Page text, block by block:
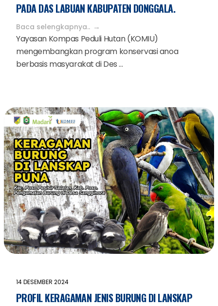
PADA DAS LABUAN KABUPATEN DONGGALA.
Baca selengkapnya..
Yayasan Kompas Peduli Hutan (KOMIU)
mengembangkan program konservasi anoa
berbasis masyarakat di Des ...
14 DESEMBER 2024
PROFIL KERAGAMAN JENIS BURUNG DI LANSKAP